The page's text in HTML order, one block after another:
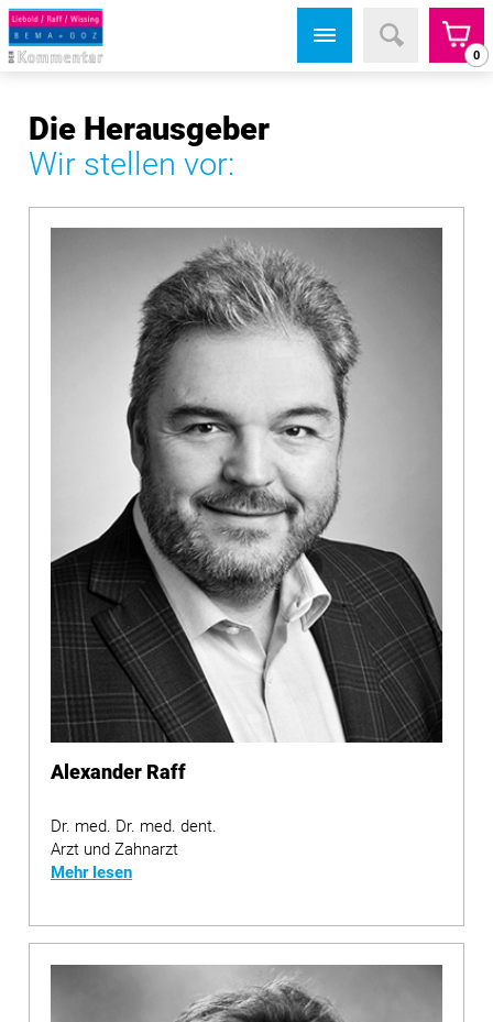
0
Die Herausgeber
Wir stellen vor:
Alexander Raff
Dr. med. Dr. med. dent.
Arzt und Zahnarzt
Mehr lesen